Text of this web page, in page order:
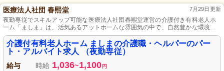
医療法人社団 春熙堂 7月29日更新
夜勤専従でスキルアップ可能な医療法人社団春熙堂運営の介護付き有料老人ホ
ーム「ましま」は、活気あるアットホームな雰囲気の中で、自然豊かな環境で
の介護業務が可能です。また一方、地域に根ざした、医療と介護の連携強化を
目指す一緒に働くヘルパーも募集中で、チームワークと笑顔を大切にした職場
です。月火水木金勤務可能な方を募集しており未経験可、地域行事参加など入
居者の価値観重視の職場です。
介護付有料老人ホーム ましまの介護職・ヘルパーのパー
ト・アルバイト求人 （夜勤専従）
給与 時給 1,036~1,100 円